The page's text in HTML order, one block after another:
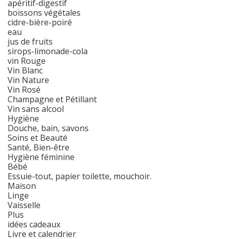
apéritif-digestif
boissons végétales
cidre-bière-poiré
eau
jus de fruits
sirops-limonade-cola
vin Rouge
Vin Blanc
Vin Nature
Vin Rosé
Champagne et Pétillant
Vin sans alcool
Hygiène
Douche, bain, savons
Soins et Beauté
Santé, Bien-être
Hygiène féminine
Bébé
Essuie-tout, papier toilette, mouchoir.
Maison
Linge
Vaisselle
Plus
idées cadeaux
Livre et calendrier